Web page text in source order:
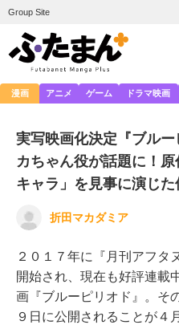
Group Site
漫画 アニメ ゲーム ドラマ映画
実写映画化決定『ブル
カちゃん役が話題に！
キャラ」を見事に演じた
折田マカダミア
２０１７年に『月刊アフタ
開始され、現在も好評連載
画『ブルーピリオド』。そ
９日に公開されることが